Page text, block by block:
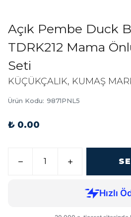
Açık Pembe Duck
TDRK212 Mama
Seti
KÜÇÜKÇALIK, KUMAŞ
Ürün Kodu: 9871PNL5
₺ 0.00